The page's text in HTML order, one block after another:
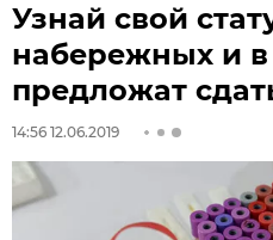
Узнай свой
набережных и
предложат
14:56 12.06.2019